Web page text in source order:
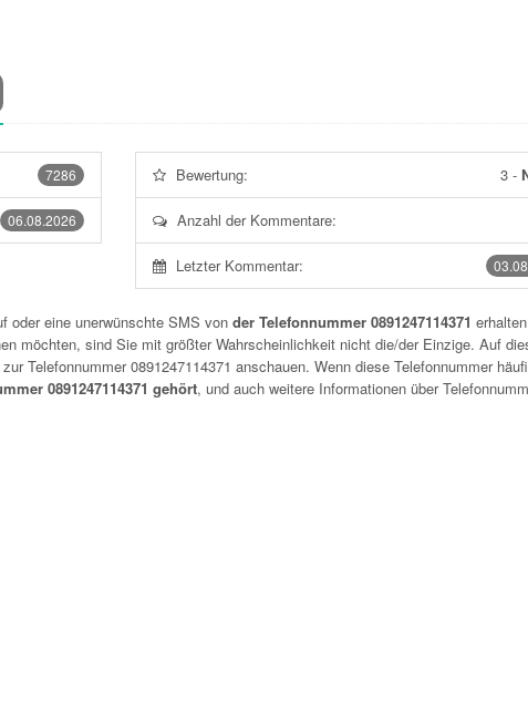
7286
06.08.2026
Bewertung: 3-
Anzahl der Kommentare:
Letzter Kommentar:
oder eine unerwünschte SMS von der Telefonnummer 0891247114371
möchten, sind Sie mit größter Wahrscheinlichkeit nicht die/der Einzige. Auf
Telefonnummer0891247114371 anschauen. Wenn diese Telefonnummer
0891247114371 gehört, und auch weitere Informationen über